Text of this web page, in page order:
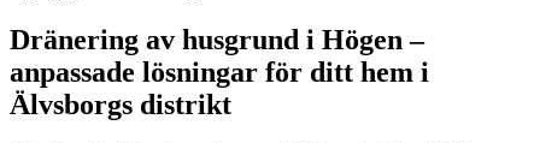
Dränering av husgrund i Högen –
anpassade lösningar för ditt hem i
Älvsborgs distrikt